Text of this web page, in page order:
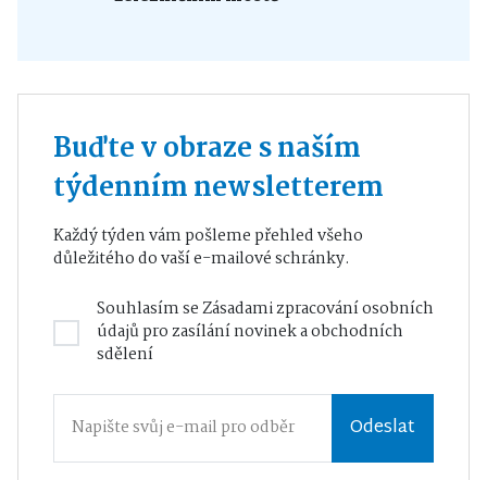
Buďte v obraze s naším
týdenním newsletterem
Každý týden vám pošleme přehled všeho
důležitého do vaší e-mailové schránky.
Souhlasím seZásadami zpracování osobních
údajůpro zasílání novinek a obchodních
sdělení
Odeslat